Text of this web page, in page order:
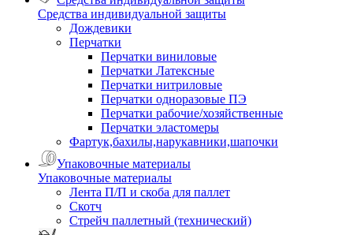
Средства индивидуальной защиты
Дождевики
Перчатки
Перчатки виниловые
Перчатки Латексные
Перчатки нитриловые
Перчатки одноразовые ПЭ
Перчатки рабочие/хозяйственные
Перчатки эластомеры
Фартук,бахилы,нарукавники,шапочки
Упаковочные материалы
Упаковочные материалы
Лента П/П и скоба для паллет
Скотч
Стрейч паллетный (технический)